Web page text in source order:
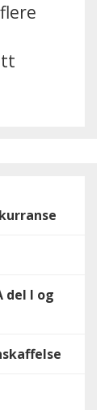
del I og